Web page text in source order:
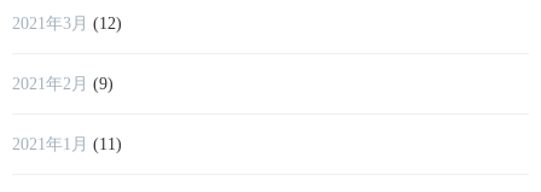
2021年3月 (12)
2021年2月 (9)
2021年1月 (11)